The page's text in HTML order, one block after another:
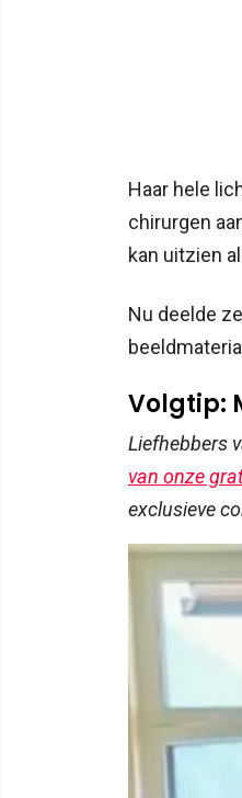
Haar hele
chirurgen
kan uitzien
Nu deelde
Volgtip:
Liefhebbers
van onze
exclusieve